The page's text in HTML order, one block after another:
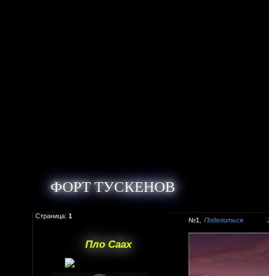
ФОРТ ТУСКЕНОВ
Страница: 1
Поделиться
1
Пло Саах